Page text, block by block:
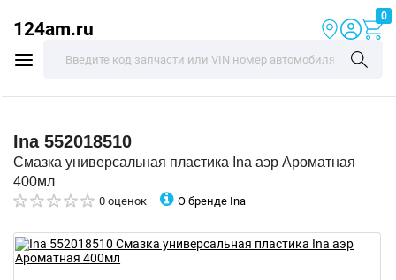
124am.ru
0
Ina 552018510
Смазка универсальная пластика Ina аэр Ароматная
400мл
0 оценок О бренде Ina